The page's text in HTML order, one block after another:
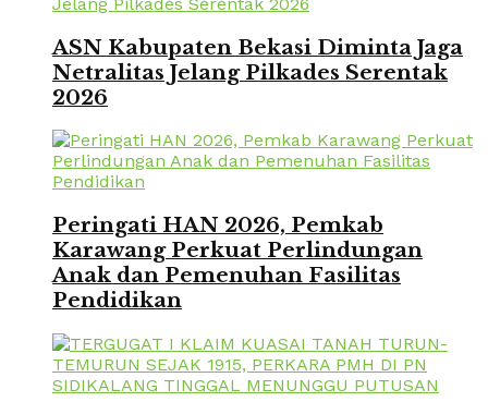
ASN Kabupaten Bekasi Diminta Jaga
Netralitas Jelang Pilkades Serentak
2026
Peringati HAN 2026, Pemkab
Karawang Perkuat Perlindungan
Anak dan Pemenuhan Fasilitas
Pendidikan